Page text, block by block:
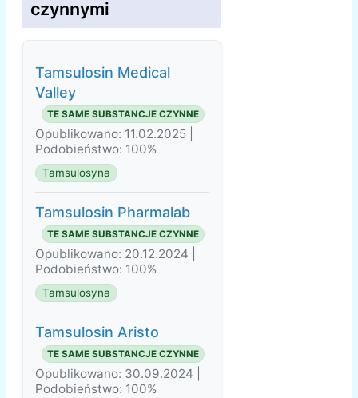
czynnymi
Tamsulosin Medical
Valley
TE SAME SUBSTANCJE CZYNNE
Opublikowano: 11.02.2025 |
Podobieństwo: 100%
Tamsulosyna
Tamsulosin Pharmalab
TE SAME SUBSTANCJE CZYNNE
Opublikowano: 20.12.2024 |
Podobieństwo: 100%
Tamsulosyna
Tamsulosin Aristo
TE SAME SUBSTANCJE CZYNNE
Opublikowano: 30.09.2024 |
Podobieństwo: 100%